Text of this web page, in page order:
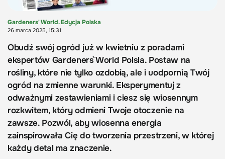
Gardeners' World. Edycja Polska
26 marca 2025, 15:31
Obudź swój ogród już w kwietniu z poradami
ekspertów Gardeners` World Polsla. Postaw na
rośliny, które nie tylko ozdobią, ale i uodpornią Twój
ogród na zmienne warunki. Eksperymentuj z
odważnymi zestawieniami i ciesz się wiosennym
rozkwitem, który odmieni Twoje otoczenie na
zawsze. Pozwól, aby wiosenna energia
zainspirowała Cię do tworzenia przestrzeni, w której
każdy detal ma znaczenie.